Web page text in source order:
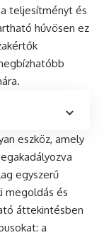
teljesítményt és
hűvösen ez
eszköz, amely
egyszerű
megoldás és
áttekintésben
a